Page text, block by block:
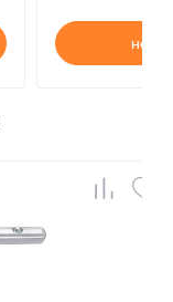
нет в